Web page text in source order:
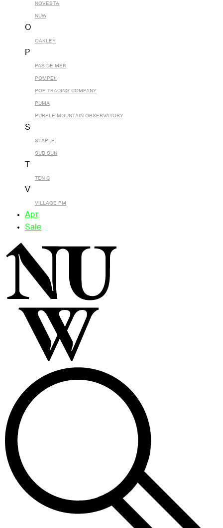
NOVESTA
NUW
O
OAKLEY
P
PAS DE MER
POMPEII
POP TRADING COMPANY
PUMA
PURPLE MOUNTAIN OBSERVATORY
S
STAPLE
SUB SUN
TEN C
V
VILLAGE PM
Арт
Sale